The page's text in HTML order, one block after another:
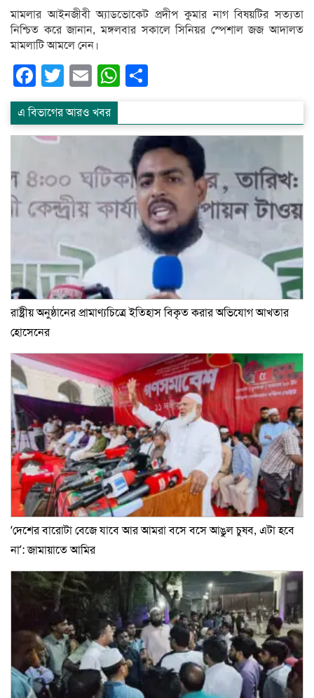
মামলার আইনজীবী অ্যাডভোকেট প্রদীপ কুমার নাগ বিষয়টির সত্যতা
নিশ্চিত করে জানান, মঙ্গলবার সকালে সিনিয়র স্পেশাল জজ আদালত
মামলাটি আমলে নেন।
Facebook
Twitter
EmailWhatsApp
এ বিভাগের আরও খবর
রাষ্ট্রীয় অনুষ্ঠানের প্রামাণ্যচিত্রে ইতিহাস বিকৃত করার অভিযোগ আখতার
হোসেনের
‘দেশের বারোটা বেজে যাবে আর আমরা বসে বসে আঙুল চুষব, এটা হবে
না’: জামায়াতে আমির